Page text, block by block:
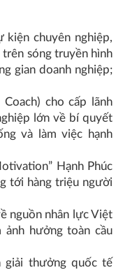
kiện chuyên nghiệp,
sóng truyền hình
gian doanh nghiệp;
cho cấp lãnh
lớn về bí quyết
và làm việc hạnh
Hạnh Phúc
tới hàng triệu người
nguồn nhân lực Việt
hưởng toàn cầu
giải thưởng quốc tế